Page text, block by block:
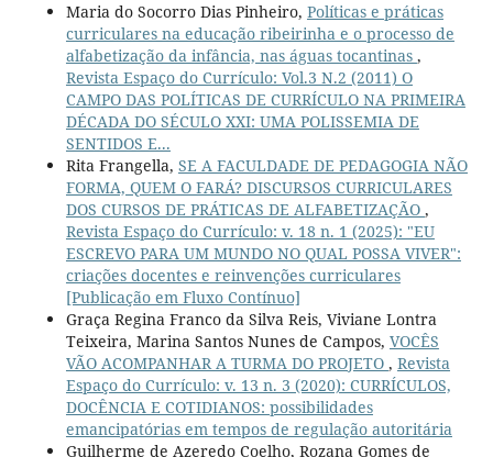
Maria do Socorro Dias Pinheiro, Políticas e práticas
curriculares na educação ribeirinha e o processo de
alfabetização da infância, nas águas tocantinas ,
Revista Espaço do Currículo: Vol.3 N.2 (2011) O
CAMPO DAS POLÍTICAS DE CURRÍCULO NA PRIMEIRA
DÉCADA DO SÉCULO XXI: UMA POLISSEMIA DE
SENTIDOS E...
Rita Frangella, SE A FACULDADE DE PEDAGOGIA NÃO
FORMA, QUEM O FARÁ? DISCURSOS CURRICULARES
DOS CURSOS DE PRÁTICAS DE ALFABETIZAÇÃO ,
Revista Espaço do Currículo: v. 18 n. 1 (2025): "EU
ESCREVO PARA UM MUNDO NO QUAL POSSA VIVER":
criações docentes e reinvenções curriculares
[Publicação em Fluxo Contínuo]
Graça Regina Franco da Silva Reis, Viviane Lontra
Teixeira, Marina Santos Nunes de Campos, VOCÊS
VÃO ACOMPANHAR A TURMA DO PROJETO , Revista
Espaço do Currículo: v. 13 n. 3 (2020): CURRÍCULOS,
DOCÊNCIA E COTIDIANOS: possibilidades
emancipatórias em tempos de regulação autoritária
Guilherme de Azeredo Coelho, Rozana Gomes de